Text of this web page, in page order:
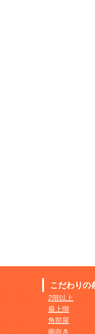
こだわりの
2階以上
最上階
角部屋
南向き